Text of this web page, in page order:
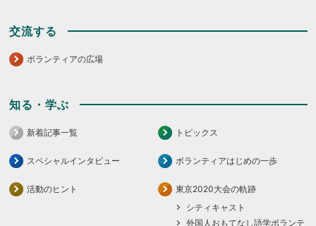
交流する
ボランティアの広場
知る・学ぶ
新着記事一覧 トピックス
スペシャルインタビュー ボランティアはじめの一歩
活動のヒント
東京2020大会の軌跡
シティキャスト
外国人おもてなし語学ボランテ